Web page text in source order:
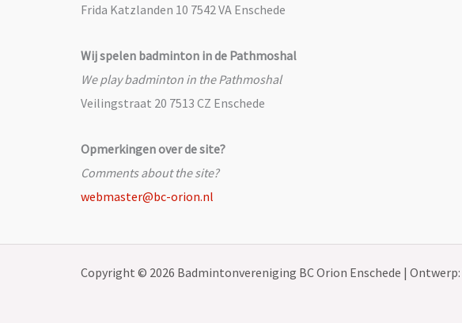
Frida Katzlanden 10 7542 VA Enschede
Wij spelen badminton in de Pathmoshal
We play badminton in the Pathmoshal
Veilingstraat 20 7513 CZ Enschede
Opmerkingen over de site?
Comments about the site?
webmaster@bc-orion.nl
Copyright © 2026 Badmintonvereniging BC Orion Enschede | Ontwerp: